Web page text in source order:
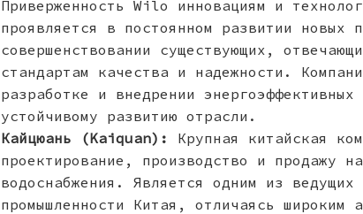
Приверженность Wilo инновациям и
проявляется в постоянном развитии новых
совершенствовании существующих,
стандартам качества и надежности.
разработке и внедрении
устойчивому развитию отрасли.
Кайцюань (Kaiquan):
Крупная китайская
проектирование, производство и продажу
водоснабжения. Является одним из ведущих
промышленности Китая, отличаясь широким